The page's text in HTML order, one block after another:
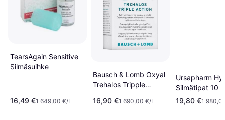
TearsAgain Sensitive
Silmäsuihke
16,49 €1 649,00 €/L
Bausch & Lomb Oxyal
Trehalos Tripple
16,90 €1 690,00 €/L
Ursapharm
Silmätipat 10
19,80 €1